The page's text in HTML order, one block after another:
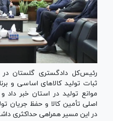
رئیس‌کل دادگستری گلستان در
ثبات تولید کالا‌های اساسی و
موانع تولید در استان خبر
اصلی تأمین کالا و حفظ جریان
در این مسیر همراهی حداکثری